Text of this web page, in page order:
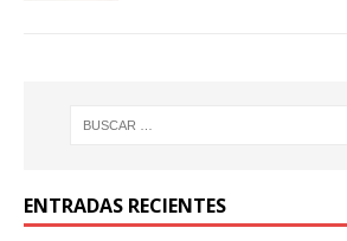
ENTRADAS RECIENTES